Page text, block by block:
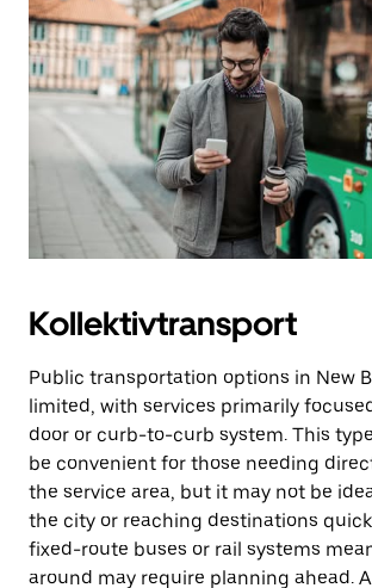
Kollektivtransport
Public transportation options in New
limited, with services primarily
door or curb-to-curb system. This
be convenient for those needing
the service area, but it may not be
the city or reaching destinations
fixed-route buses or rail systems
around may require planning ahead.